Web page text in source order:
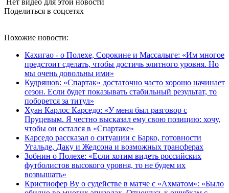
Поделиться в соцсетях
Похожие новости:
Кахигао - о Полехе, Сорокине и Массалыге: «Им многое
предстоит сделать, чтобы достичь элитного уровня. Но
мы очень довольны ими»
Кудряшов: «Спартак» достаточно часто хорошо начинает
сезон. Если будет показывать стабильный результат, то
поборется за титул»
Хуан Карлос Карседо: «У меня был разговор с
Пруцевым. Я честно высказал ему свою позицию: хочу,
чтобы он остался в «Спартаке»
Карседо рассказал о ситуации с Барко, готовности
Угальде, Даку и Жедсона и возможных трансферах
Зобнин о Полехе: «Если хотим видеть российских
футболистов высокого уровня, то не будем их
возвышать»
Кристиофер Ву о судействе в матче с «Ахматом»: «Было